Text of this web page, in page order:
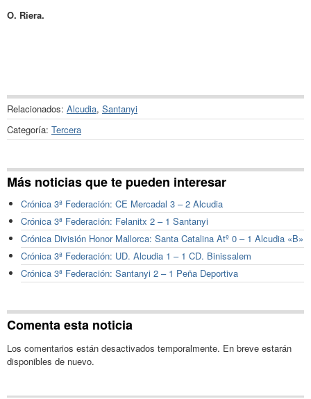
O. Riera.
Relacionados: Alcudia, Santanyi
Categoría: Tercera
Más noticias que te pueden interesar
Crónica 3ª Federación: CE Mercadal 3 – 2 Alcudia
Crónica 3ª Federación: Felanitx 2 – 1 Santanyi
Crónica División Honor Mallorca: Santa Catalina Atº 0 – 1 Alcudia «B»
Crónica 3ª Federación: UD. Alcudia 1 – 1 CD. Binissalem
Crónica 3ª Federación: Santanyi 2 – 1 Peña Deportiva
Comenta esta noticia
Los comentarios están desactivados temporalmente. En breve estarán
disponibles de nuevo.